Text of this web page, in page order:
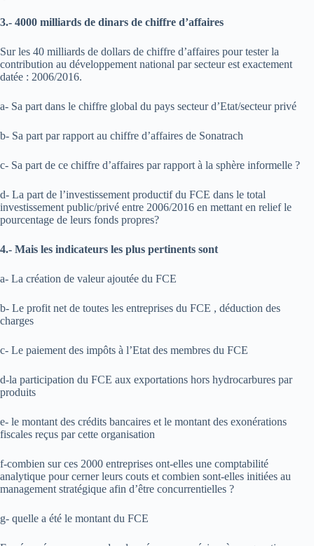
3.- 4000 milliards de dinars de chiffre d’affaires
Sur les 40 milliards de dollars de chiffre d’affaires pour tester la
contribution au développement national par secteur est exactement
datée : 2006/2016.
a- Sa part dans le chiffre global du pays secteur d’Etat/secteur privé
b- Sa part par rapport au chiffre d’affaires de Sonatrach
c- Sa part de ce chiffre d’affaires par rapport à la sphère informelle ?
d- La part de l’investissement productif du FCE dans le total
investissement public/privé entre 2006/2016 en mettant en relief le
pourcentage de leurs fonds propres?
4.- Mais les indicateurs les plus pertinents sont
a- La création de valeur ajoutée du FCE
b- Le profit net de toutes les entreprises du FCE , déduction des
charges
c- Le paiement des impôts à l’Etat des membres du FCE
d-la participation du FCE aux exportations hors hydrocarbures par
produits
e- le montant des crédits bancaires et le montant des exonérations
fiscales reçus par cette organisation
f-combien sur ces 2000 entreprises ont-elles une comptabilité
analytique pour cerner leurs couts et combien sont-elles initiées au
management stratégique afin d’être concurrentielles ?
g- quelle a été le montant du FCE